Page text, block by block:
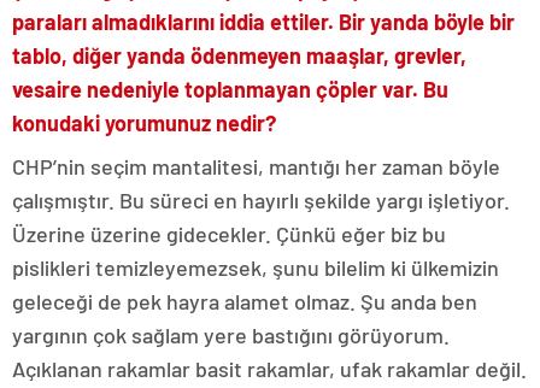
paraları almadıklarını iddia ettiler. Bir yanda böyle bir
tablo, diğer yanda ödenmeyen maaşlar, grevler,
vesaire nedeniyle toplanmayan çöpler var. Bu
konudaki yorumunuz nedir?
CHP’nin seçim mantalitesi, mantığı her zaman böyle
çalışmıştır. Bu süreci en hayırlı şekilde yargı işletiyor.
Üzerine üzerine gidecekler. Çünkü eğer biz bu
pislikleri temizleyemezsek, şunu bilelim ki ülkemizin
geleceği de pek hayra alamet olmaz. Şu anda ben
yargının çok sağlam yere bastığını görüyorum.
Açıklanan rakamlar basit rakamlar, ufak rakamlar değil.